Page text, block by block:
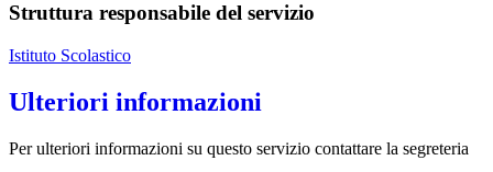
Struttura responsabile del servizio
Istituto Scolastico
Ulteriori informazioni
Per ulteriori informazioni su questo servizio contattare la segreteria